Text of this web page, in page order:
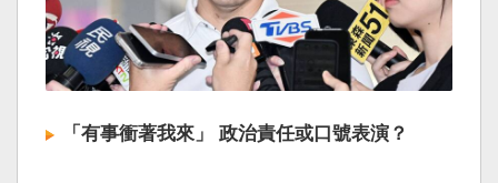
「有事衝著我來」 政治責任或口號表演？